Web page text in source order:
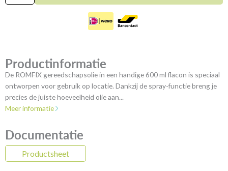
aantal
Productinformatie
De ROMFIX gereedschapsolie in een handige 600 ml flacon is speciaal
ontworpen voor gebruik op locatie. Dankzij de spray-functie breng je
precies de juiste hoeveelheid olie aan...
Meer informatie
Documentatie
Productsheet